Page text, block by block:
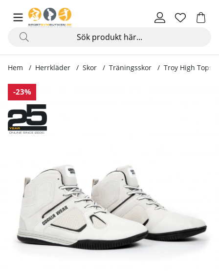
Hem Herrkläder Skor Träningsskor Troy High Tops,
-23%
Produktbilder Troy High Tops, white